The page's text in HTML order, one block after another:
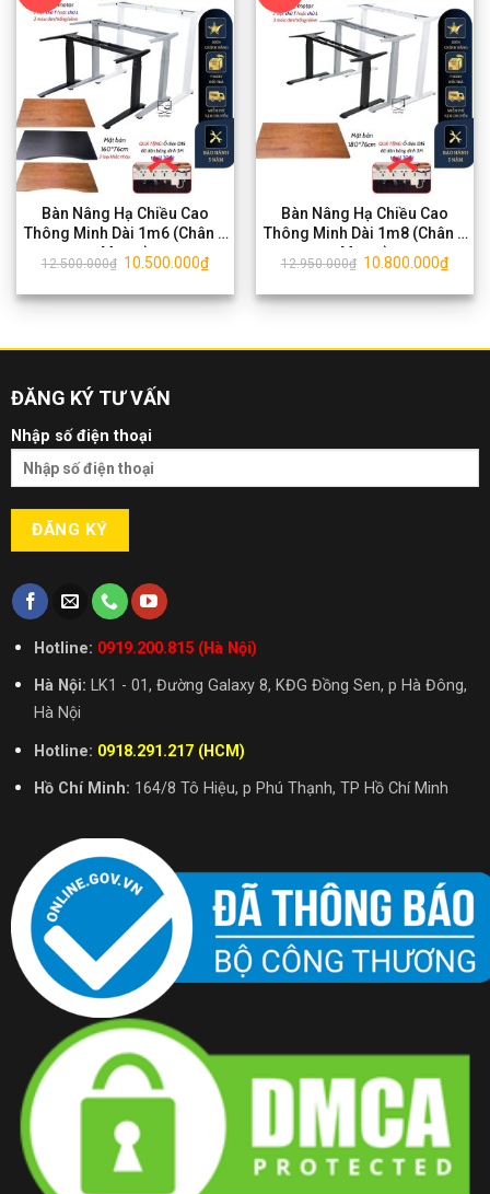
Bàn Nâng Hạ Chiều Cao
Thông Minh Dài 1m6 (Chân 2
Motor)
12.500.000₫ 10.500.000₫
Bàn Nâng Hạ Chiều Cao
Thông Minh Dài 1m8 (Chân 2
Motor)
12.950.000₫ 10.800.000₫
ĐĂNG KÝ TƯ VẤN
Nhập số điện thoại
Hotline: 0919.200.815 (Hà Nội)
Hà Nội: LK1 - 01, Đường Galaxy 8, KĐG Đồng Sen, p Hà Đông,
Hà Nội
Hotline: 0918.291.217 (HCM)
Hồ Chí Minh: 164/8 Tô Hiệu, p Phú Thạnh, TP Hồ Chí Minh